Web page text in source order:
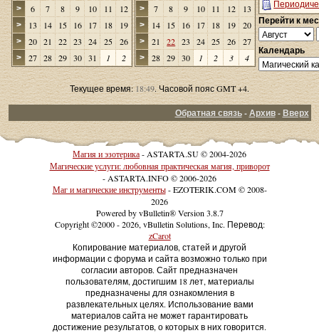
> 6 7 8 9 10 11 12
> 13 14 15 16 17 18 19
> 20 21 22 23 24 25 26
> 27 28 29 30 31 1 2
> 7 8 9 10 11 12 13
> 14 15 16 17 18 19 20
> 21 22 23 24 25 26 27
> 28 29 30 1 2 3 4
Перейти к
Календарь
Текущее время:18:49. Часовой пояс GMT +4.
Обратная связь-Архив-Вверх
Магия и эзотерика- ASTARTA.SU © 2004-2026
Магические услуги: любовная практическая магия, приворот
- ASTARTA.INFO © 2006-2026
Маг и магические инструменты- EZOTERIK.COM © 2008-
2026
Powered by vBulletin® Version 3.8.7
Copyright ©2000 - 2026, vBulletin Solutions, Inc. Перевод:
zCarot
Копирование материалов, статей и другой
информации с форума и сайта возможно только при
согласии авторов. Сайт предназначен
пользователям, достигшим 18 лет, материалы
предназначены для ознакомления в
развлекательных целях. Использование вами
материалов сайта не может гарантировать
достижение результатов, о которых в них говорится.